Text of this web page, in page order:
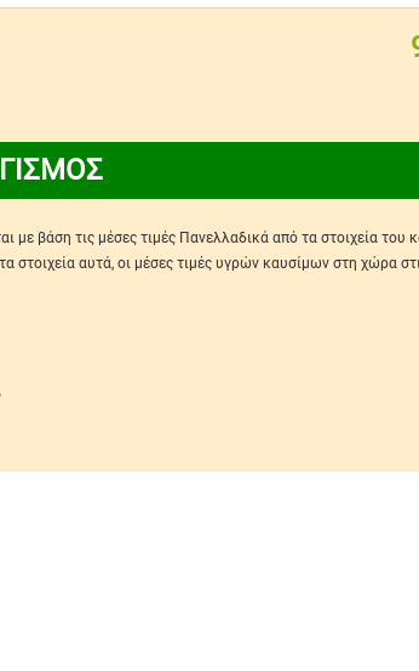
βάση τις μέσες τιμές Πανελλαδικά από τα στοιχεία του
αυτά, οι μέσες τιμές υγρών καυσίμων στη χώρα